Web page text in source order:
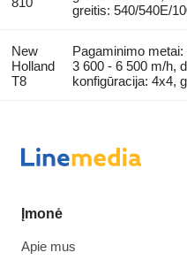
greitis: 540/540E/
New
Holland
T8
Pagaminimo
3 600 - 6 500 m/h,
konfigūracija: 4x4,
Įmonė
Apie mus